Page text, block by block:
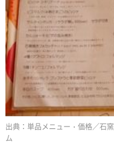
単品メニュー・価格／石
ム